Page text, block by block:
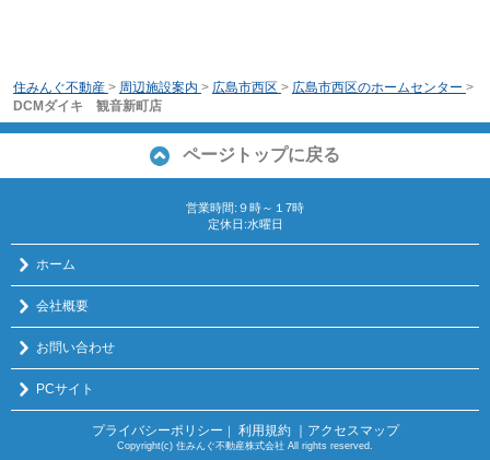
住みんぐ不動産 > 周辺施設案内 > 広島市西区 > 広島市西区のホームセンター >
DCMダイキ 観音新町店
ページトップに戻る
営業時間:９時～１7時
定休日:水曜日
ホーム
会社概要
お問い合わせ
PCサイト
プライバシーポリシー ｜ 利用規約 ｜アクセスマップ
Copyright(c) 住みんぐ不動産株式会社 All rights reserved.